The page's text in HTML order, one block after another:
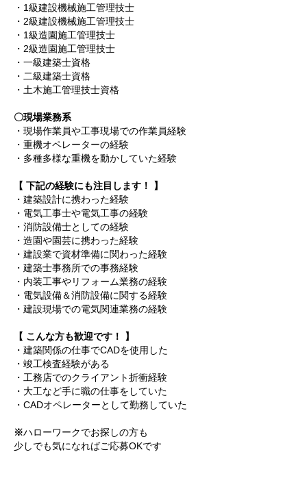
・1級建設機械施工管理技士
・2級建設機械施工管理技士
・1級造園施工管理技士
・2級造園施工管理技士
・一級建築士資格
・二級建築士資格
・土木施工管理技士資格
〇現場業務系
・現場作業員や工事現場での作業員経験
・重機オペレーターの経験
・多種多様な重機を動かしていた経験
【 下記の経験にも注目します！ 】
・建築設計に携わった経験
・電気工事士や電気工事の経験
・消防設備士としての経験
・造園や園芸に携わった経験
・建設業で資材準備に関わった経験
・建築士事務所での事務経験
・内装工事やリフォーム業務の経験
・電気設備＆消防設備に関する経験
・建設現場での電気関連業務の経験
【 こんな方も歓迎です！ 】
・建築関係の仕事でCADを使用した
・竣工検査経験がある
・工務店でのクライアント折衝経験
・大工など手に職の仕事をしていた
・CADオペレーターとして勤務していた
※ハローワークでお探しの方も
少しでも気になればご応募OKです